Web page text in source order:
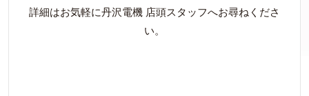
詳細はお気軽に丹沢電機 店頭スタッフへお尋ねくださ
い。